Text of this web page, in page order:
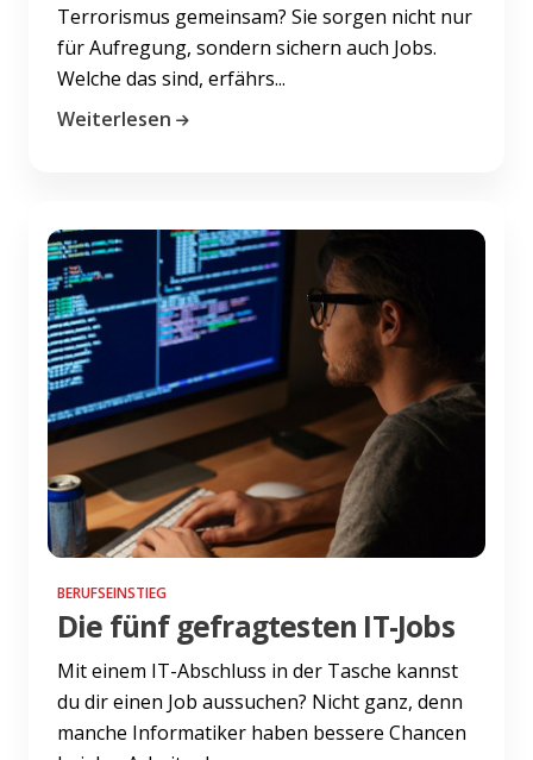
Terrorismus gemeinsam? Sie sorgen nicht nur
für Aufregung, sondern sichern auch Jobs.
Welche das sind, erfährs...
Weiterlesen
BERUFSEINSTIEG
Die fünf gefragtesten IT-Jobs
Mit einem IT-Abschluss in der Tasche kannst
du dir einen Job aussuchen? Nicht ganz, denn
manche Informatiker haben bessere Chancen